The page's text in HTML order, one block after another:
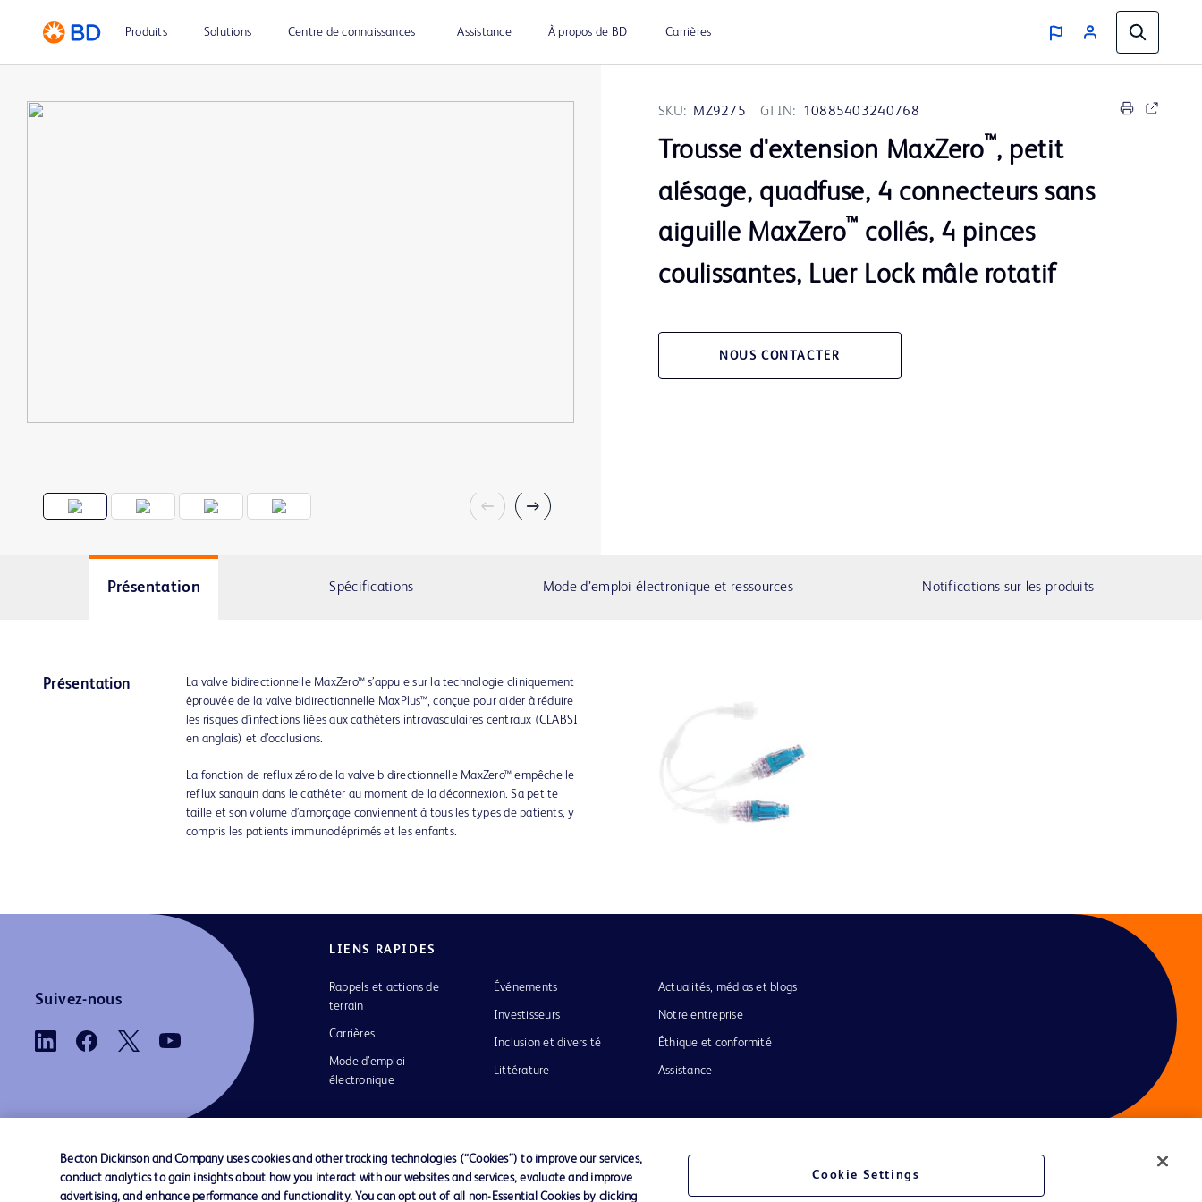
Produits Solutions Centre de connaissances Assistance À propos de BD Carrières
SKU: MZ9275 GTIN: 10885403240768
Trousse d'extension MaxZero™, petit
alésage, quadfuse, 4 connecteurs sans
aiguille MaxZero™ collés, 4 pinces
coulissantes, Luer Lock mâle rotatif
NOUS CONTACTER
Présentation Spécifications Mode d’emploi électronique et ressources Notifications sur les produits
Présentation
La valve bidirectionnelle MaxZero™ s’appuie sur la technologie cliniquement
éprouvée de la valve bidirectionnelle MaxPlus™, conçue pour aider à réduire
les risques d'infections liées aux cathéters intravasculaires centraux (CLABSI
en anglais) et d’occlusions.
La fonction de reflux zéro de la valve bidirectionnelle MaxZero™ empêche le
reflux sanguin dans le cathéter au moment de la déconnexion. Sa petite
taille et son volume d’amorçage conviennent à tous les types de patients, y
compris les patients immunodéprimés et les enfants.
Suivez-nous
LIENS RAPIDES
Rappels et actions de
terrain
Carrières
Mode d’emploi
électronique
Événements
Investisseurs
Inclusion et diversité
Littérature
Actualités, médias et blogs
Notre entreprise
Éthique et conformité
Assistance
Nous contacter Préférences en matière de cookies Confidentialité Conditions d’utilisation
Becton Dickinson and Company uses cookies and other tracking technologies (“Cookies”) to improve our services,
conduct analytics to gain insights about how you interact with our websites and services, evaluate and improve
advertising, and enhance performance and functionality. You can opt out of all non-Essential Cookies by clicking
Cookie Settings